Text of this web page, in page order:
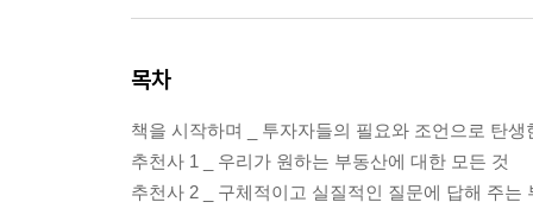
목차
책을 시작하며 _ 투자자들의 필요와 조언으로 탄생
추천사 1 _ 우리가 원하는 부동산에 대한 모든 것
추천사 2 _ 구체적이고 실질적인 질문에 답해 주는